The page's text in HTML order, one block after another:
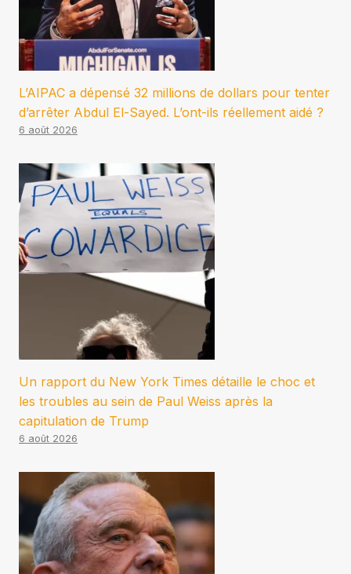
L’AIPAC a dépensé 32 millions de dollars pour tenter
d’arrêter Abdul El-Sayed. L’ont-ils réellement aidé ?
6 août 2026
Un rapport du New York Times détaille le choc et
les troubles au sein de Paul Weiss après la
capitulation de Trump
6 août 2026